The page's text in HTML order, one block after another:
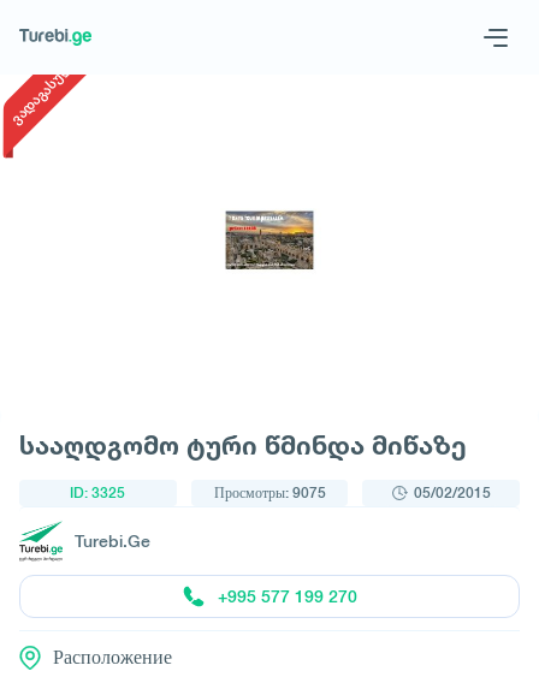
Запросить тур
ვადაგასული
სააღდგომო ტური წმინდა მიწაზე
ID: 3325 Просмотры: 9075 05/02/2015
Turebi.Ge
+995 577 199 270
Расположение